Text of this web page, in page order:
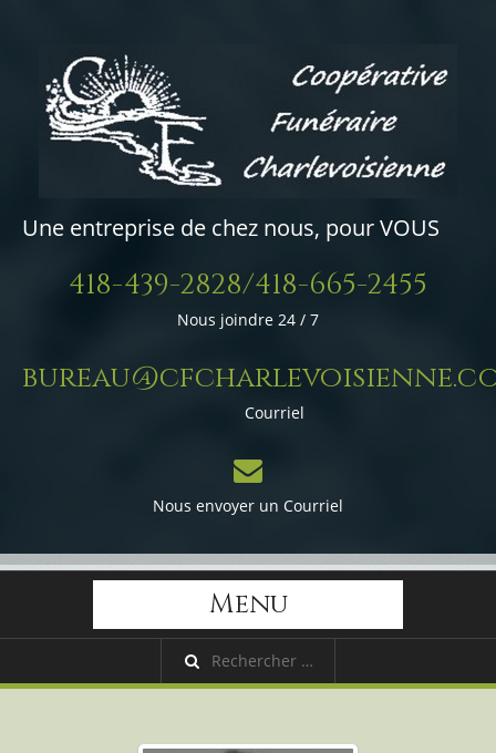
Une entreprise de chez nous, pour VOUS
418-439-2828/418-665-2455
Nous joindre 24 / 7
Courriel
Nous envoyer un Courriel
Menu